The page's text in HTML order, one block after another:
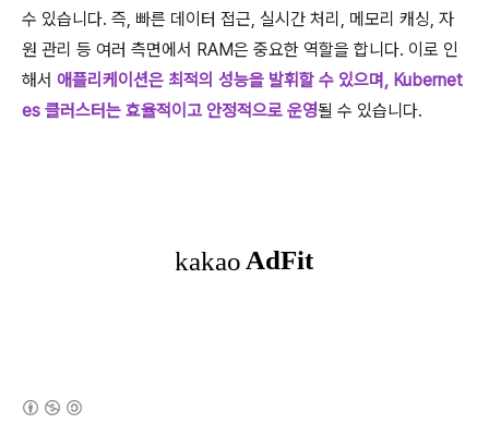
수 있습니다. 즉, 빠른 데이터 접근, 실시간 처리, 메모리 캐싱, 자
원 관리 등 여러 측면에서 RAM은 중요한 역할을 합니다. 이로 인
해서 애플리케이션은 최적의 성능을 발휘할 수 있으며, Kubernet
es 클러스터는 효율적이고 안정적으로 운영될 수 있습니다.